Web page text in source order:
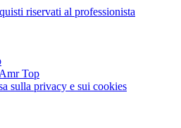
Top
sulla privacy e sui cookies